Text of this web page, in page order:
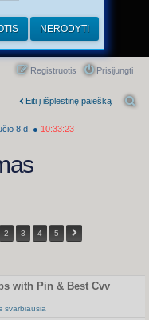
Prisijungti
Registruotis
Eiti į išplėstinę paiešką
8 d. ● 10:33:23
NERODYTI
2 3 4 5
with Pin & Best Cvv
svarbiausia